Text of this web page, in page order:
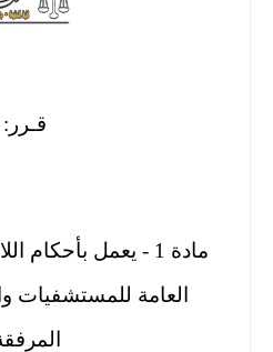
قـرر:
مادة 1 - يعمل بأحكام
العامة للمستشفيات